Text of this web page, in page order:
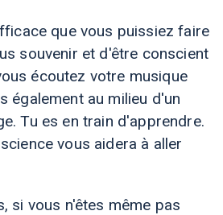
que vous puissiez faire
souvenir et d'être conscient
écoutez votre musique
également au milieu d'un
Tu es en train d'apprendre.
vous aidera à aller
si vous n'êtes même pas